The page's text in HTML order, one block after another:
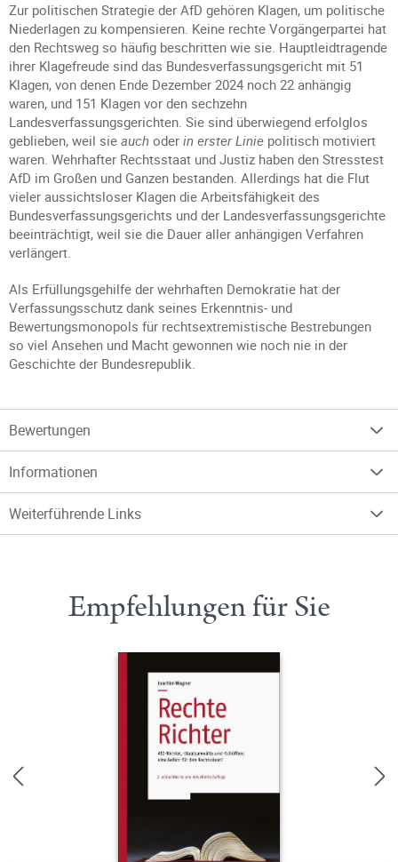
Zur politischen Strategie der AfD gehören Klagen, um politische
Niederlagen zu kompensieren. Keine rechte Vorgängerpartei hat
den Rechtsweg so häufig beschritten wie sie. Hauptleidtragende
ihrer Klagefreude sind das Bundesverfassungsgericht mit 51
Klagen, von denen Ende Dezember 2024 noch 22 anhängig
waren, und 151 Klagen vor den sechzehn
Landesverfassungsgerichten. Sie sind überwiegend erfolglos
geblieben, weil sie auch oder in erster Linie politisch motiviert
waren. Wehrhafter Rechtsstaat und Justiz haben den Stresstest
AfD im Großen und Ganzen bestanden. Allerdings hat die Flut
vieler aussichtsloser Klagen die Arbeitsfähigkeit des
Bundesverfassungsgerichts und der Landesverfassungsgerichte
beeinträchtigt, weil sie die Dauer aller anhängigen Verfahren
verlängert.
Als Erfüllungsgehilfe der wehrhaften Demokratie hat der
Verfassungsschutz dank seines Erkenntnis- und
Bewertungsmonopols für rechtsextremistische Bestrebungen
so viel Ansehen und Macht gewonnen wie noch nie in der
Geschichte der Bundesrepublik.
Bewertungen
Informationen
Weiterführende Links
Empfehlungen für Sie